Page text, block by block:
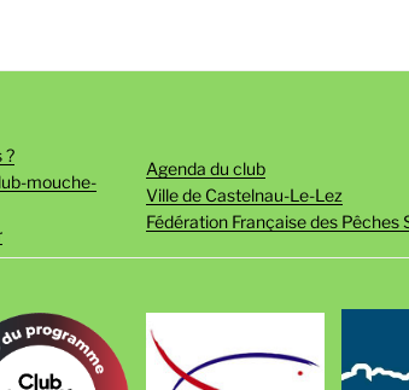
?
mouche-
Agenda du club
Ville de Castelnau-Le-Lez
Fédération Française des Pêches